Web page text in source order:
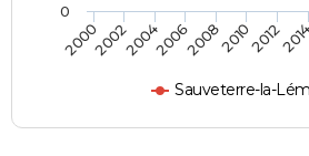
Sauveterre-la-
2000200220042006200820102012
0